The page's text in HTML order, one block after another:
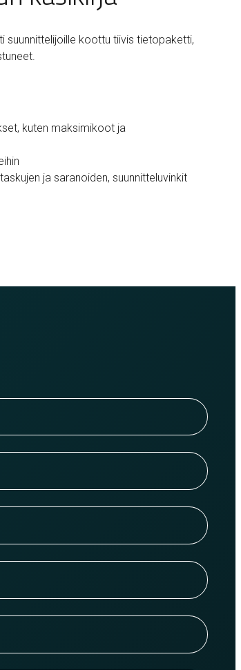
suunnittelijoille koottu tiivis tietopaketti,
kuten maksimikoot ja
ja saranoiden, suunnitteluvinkit